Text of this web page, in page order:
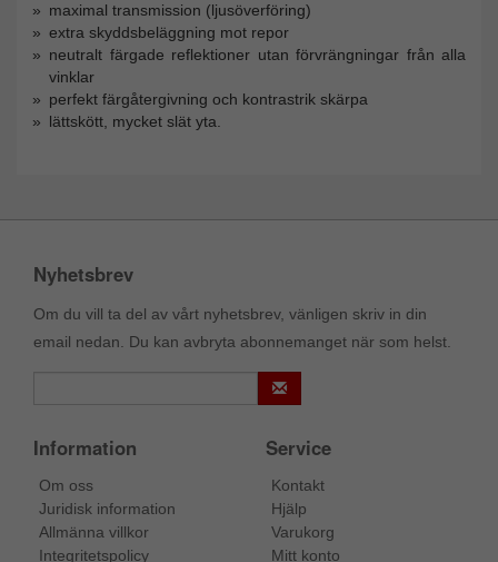
maximal transmission (ljusöverföring)
extra skyddsbeläggning mot repor
neutralt färgade reflektioner utan förvrängningar från alla
vinklar
perfekt färgåtergivning och kontrastrik skärpa
lättskött, mycket slät yta.
Nyhetsbrev
Om du vill ta del av vårt nyhetsbrev, vänligen skriv in din
email nedan. Du kan avbryta abonnemanget när som helst.
Information
Om oss
Juridisk information
Allmänna villkor
Integritetspolicy
Service
Kontakt
Hjälp
Varukorg
Mitt konto